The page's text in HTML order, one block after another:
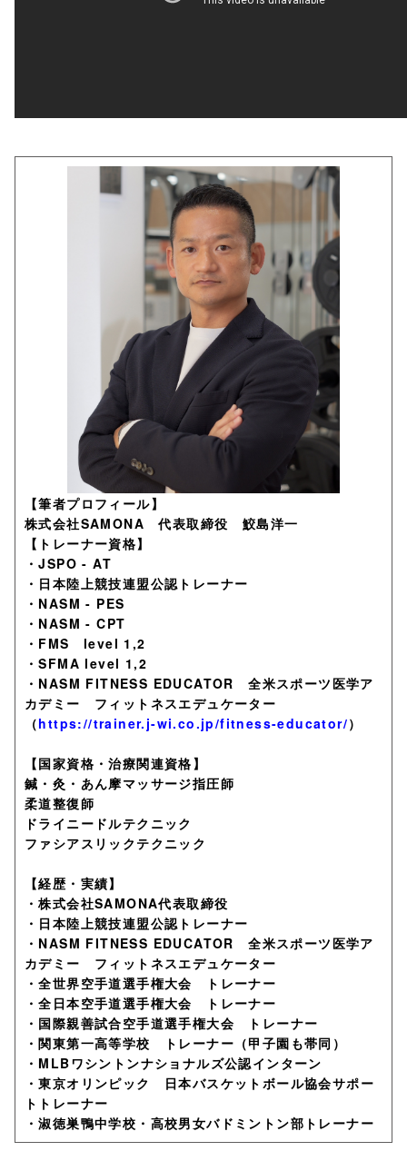
【筆者プロフィール】
株式会社SAMONA 代表取締役 鮫島洋一
【トレーナー資格】
・JSPO - AT
・日本陸上競技連盟公認トレーナー
・NASM - PES
・NASM - CPT
・FMS level 1,2
・SFMA level 1,2
・NASM FITNESS EDUCATOR 全米スポーツ医学ア
カデミー フィットネスエデュケーター
（https://trainer.j-wi.co.jp/fitness-educator/）
【国家資格・治療関連資格】
鍼・灸・あん摩マッサージ指圧師
柔道整復師
ドライニードルテクニック
ファシアスリックテクニック
【経歴・実績】
・株式会社SAMONA代表取締役
・日本陸上競技連盟公認トレーナー
・NASM FITNESS EDUCATOR 全米スポーツ医学ア
カデミー フィットネスエデュケーター
・全世界空手道選手権大会 トレーナー
・全日本空手道選手権大会 トレーナー
・国際親善試合空手道選手権大会 トレーナー
・関東第一高等学校 トレーナー（甲子園も帯同）
・MLBワシントンナショナルズ公認インターン
・東京オリンピック 日本バスケットボール協会サポー
トトレーナー
・淑徳巣鴨中学校・高校男女バドミントン部トレーナー